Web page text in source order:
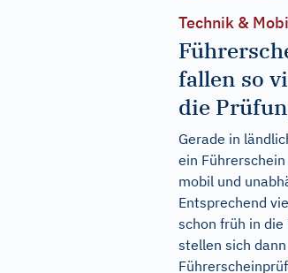
Technik &
fallen so
die
Gerade in
ein
mobil und
Entsprechend
schon früh in die
stellen sich